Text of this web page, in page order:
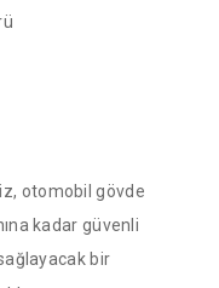
otomobil gövde
kadar güvenli
bir